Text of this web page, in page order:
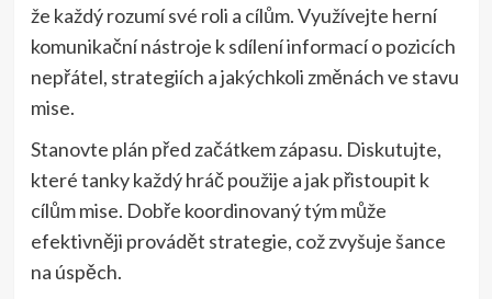
že každý rozumí své roli a cílům. Využívejte herní
komunikační nástroje k sdílení informací o pozicích
nepřátel, strategiích a jakýchkoli změnách ve stavu
mise.
Stanovte plán před začátkem zápasu. Diskutujte,
které tanky každý hráč použije a jak přistoupit k
cílům mise. Dobře koordinovaný tým může
efektivněji provádět strategie, což zvyšuje šance
na úspěch.